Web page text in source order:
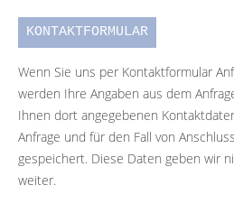
KONTAKTFORMULAR
Wenn Sie uns per Kontaktformular
werden Ihre Angaben aus dem
Ihnen dort angegebenen
Anfrage und für den Fall von
gespeichert. Diese Daten geben wir
weiter.